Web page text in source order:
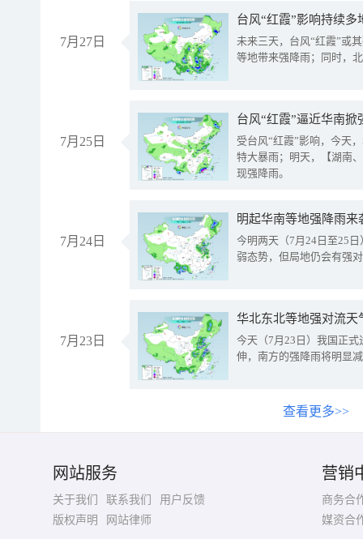
7月27日
台风“红霞”影响持续
未来三天，台风“红霞”或
等地带来强降雨；同时，
7月25日
台风“红霞”逼近华南
受台风“红霞”影响，今天
特大暴雨；明天，【湖南
现强降雨。
7月24日
明起华南等地强降雨
今明两天（7月24日至25
弱态势，但局地仍会有强
7月23日
华北东北等地强对流天
今天（7月23日）我国正
伸，南方的强降雨将明显
查看更多>>
网站服务
关于我们 联系我们
用户反馈
版权声明
网站律师
营销
商务合
媒资合